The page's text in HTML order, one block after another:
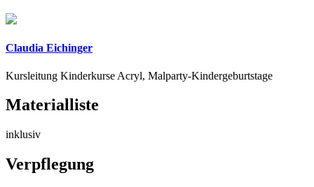
Claudia Eichinger
Kursleitung Kinderkurse Acryl, Malparty-Kindergeburtstage
Materialliste
inklusiv
Verpflegung